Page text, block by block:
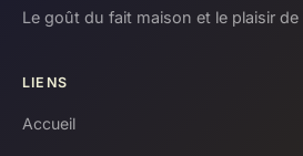
Le goût du fait maison et le plaisir de
LIENS
Accueil